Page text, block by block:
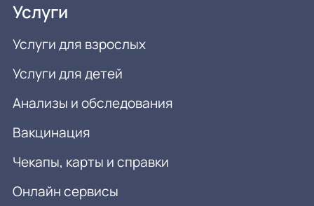
Услуги
Услуги для взрослых
Услуги для детей
Анализы и обследования
Вакцинация
Чекапы, карты и справки
Онлайн сервисы